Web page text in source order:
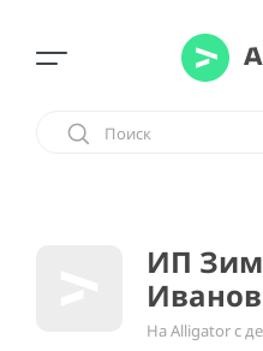
ИП
На Alligator с